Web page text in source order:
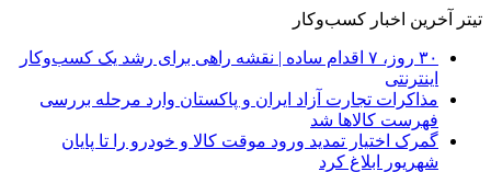
تیتر آخرین اخبار کسب‌وکار
۳۰ روز، ۷ اقدام ساده | نقشه راهی برای رشد یک کسب‌وکار
اینترنتی
مذاکرات تجارت آزاد ایران و پاکستان وارد مرحله بررسی
فهرست کالاها شد
گمرک اختیار تمدید ورود موقت کالا و خودرو را تا پایان
شهریور ابلاغ کرد